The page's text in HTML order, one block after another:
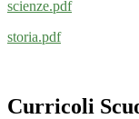
scienze.pdf
storia.pdf
Curricoli